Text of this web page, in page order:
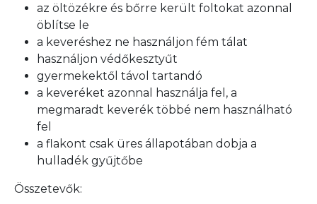
az öltözékre és bőrre került foltokat azonnal
öblítse le
a keveréshez ne használjon fém tálat
használjon védőkesztyűt
gyermekektől távol tartandó
a keveréket azonnal használja fel, a
megmaradt keverék többé nem használható
fel
a flakont csak üres állapotában dobja a
hulladék gyűjtőbe
Összetevők: